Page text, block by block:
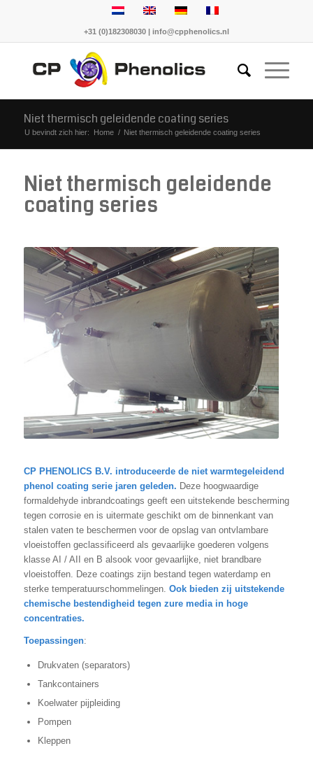
+31 (0)182308030 | info@cpphenolics.nl
Niet thermisch geleidende coating series
U bevindt zich hier: Home / Niet thermisch geleidende coating series
Niet thermisch geleidende
coating series
CP PHENOLICS B.V. introduceerde de niet warmtegeleidend
phenol coating serie jaren geleden. Deze hoogwaardige
formaldehyde inbrandcoatings geeft een uitstekende bescherming
tegen corrosie en is uitermate geschikt om de binnenkant van
stalen vaten te beschermen voor de opslag van ontvlambare
vloeistoffen geclassificeerd als gevaarlijke goederen volgens
klasse AI / AII en B alsook voor gevaarlijke, niet brandbare
vloeistoffen. Deze coatings zijn bestand tegen waterdamp en
sterke temperatuurschommelingen. Ook bieden zij uitstekende
chemische bestendigheid tegen zure media in hoge
concentraties.
Toepassingen:
Drukvaten (separators)
Tankcontainers
Koelwater pijpleiding
Pompen
Kleppen